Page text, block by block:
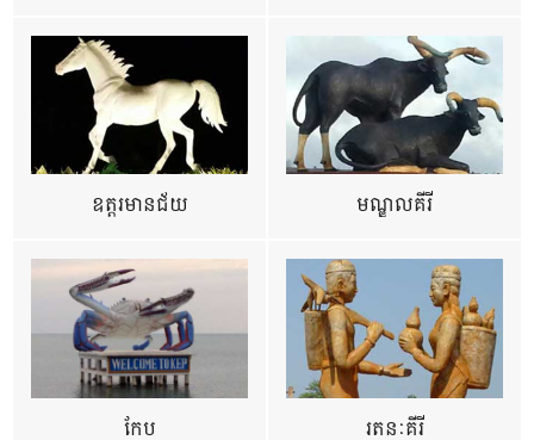
ឧត្ដរមានជ័យ មណ្ឌលគីរី
កែប រតនៈគីរី